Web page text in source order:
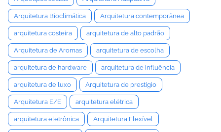
Arquitetura Bioclimática Arquitetura contemporânea
arquitetura costeira arquitetura de alto padrão
Arquitetura de Aromas arquitetura de escolha
arquitetura de hardware arquitetura de influência
arquitetura de luxo Arquitetura de prestígio
Arquitetura E/E arquitetura elétrica
arquitetura eletrônica Arquitetura Flexível